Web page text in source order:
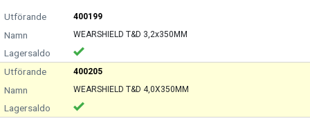
400199
WEARSHIELD T&D 3,2x350MM
400205
WEARSHIELD T&D 4,0X350MM